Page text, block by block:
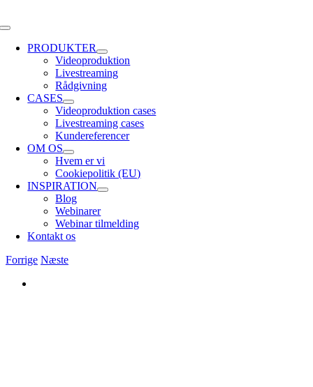
to
Toggle
NavigationPRODUKTER
Videoproduktion
Livestreaming
Rådgivning
CASES
Videoproduktion cases
Livestreaming cases
Kundereferencer
OM OS
Hvem er vi
Cookiepolitik (EU)
INSPIRATION
Blog
Webinarer
Webinar tilmelding
Kontakt os
Forrige Næste